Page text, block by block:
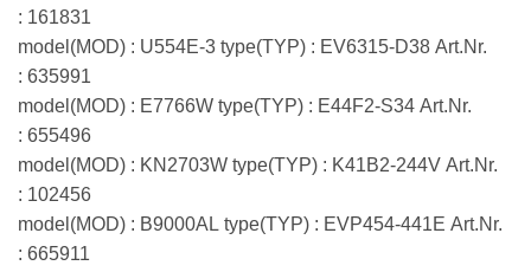
: 161831
model(MOD) : U554E-3 type(TYP) : EV6315-D38 Art.Nr.
: 635991
model(MOD) : E7766W type(TYP) : E44F2-S34 Art.Nr.
: 655496
model(MOD) : KN2703W type(TYP) : K41B2-244V Art.Nr.
: 102456
model(MOD) : B9000AL type(TYP) : EVP454-441E Art.Nr.
: 665911